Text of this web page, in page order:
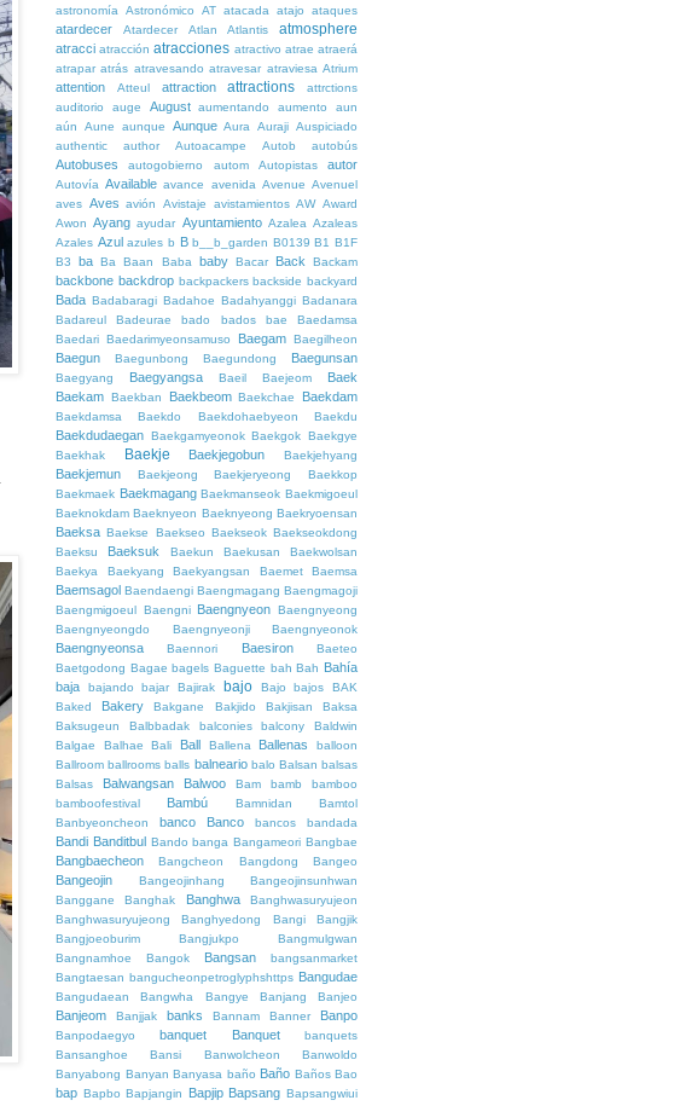
astronomía
Astronómico AT atacada atajo ataques
atardecer Atardecer Atlan Atlantis atmosphere
atracci atracción atracciones atractivo atrae atraerá
atrapar atrás atravesando atravesar atraviesa Atrium
attention Atteul attraction attractions
attrctions
auditorio
auge August aumentando aumento
aun
aún
Aune aunque Aunque Aura Auraji Auspiciado
authentic
author Autoacampe Autob autobús
Autobuses autogobierno autom Autopistas autor
Autovía Available avance avenida Avenue Avenuel
aves Aves avión Avistaje avistamientos AW Award
Awon Ayang ayudar Ayuntamiento Azalea Azaleas
Azales Azul azules b B b__b_garden B0139 B1 B1F
B3
ba Ba Baan Baba baby Bacar Back Backam
backbone backdrop backpackers backside backyard
Bada Badabaragi Badahoe Badahyanggi Badanara
Badareul
Badeurae bado bados bae
Baedamsa
Baedari Baedarimyeonsamuso Baegam Baegilheon
Baegun Baegunbong Baegundong Baegunsan
Baegyang Baegyangsa Baeil Baejeom
Baek
Baekam Baekban Baekbeom Baekchae Baekdam
Baekdamsa Baekdo Baekdohaebyeon Baekdu
Baekdudaegan Baekgamyeonok Baekgok Baekgye
Baekhak
Baekje Baekjegobun Baekjehyang
Baekjemun Baekjeong Baekjeryeong
Baekkop
Baekmaek Baekmagang Baekmanseok Baekmigoeul
Baeknokdam Baeknyeon Baeknyeong Baekryoensan
Baeksa Baekse Baekseo Baekseok Baekseokdong
Baeksu
Baeksuk Baekun Baekusan
Baekwolsan
Baekya
Baekyang Baekyangsan Baemet Baemsa
Baemsagol Baendaengi Baengmagang Baengmagoji
Baengmigoeul Baengni Baengnyeon Baengnyeong
Baengnyeongdo
Baengnyeonji Baengnyeonok
Baengnyeonsa Baennori Baesiron
Baeteo
Baetgodong Bagae bagels Baguette bah Bah Bahía
baja
bajando bajar Bajirak bajo Bajo bajos
BAK
Baked
Bakery Bakgane Bakjido Bakjisan
Baksa
Baksugeun
Balbbadak balconies balcony
Baldwin
Balgae
Balhae Bali Ball Ballena Ballenas
balloon
Ballroom ballrooms balls balneario balo Balsan balsas
Balsas
Balwangsan Balwoo Bam bamb
bamboo
bamboofestival
Bambú Bamnidan
Bamtol
Banbyeoncheon
banco Banco bancos bandada
Bandi Banditbul Bando banga Bangameori Bangbae
Bangbaecheon Bangcheon Bangdong Bangeo
Bangeojin Bangeojinhang
Bangeojinsunhwan
Banggane
Banghak Banghwa
Banghwasuryujeon
Banghwasuryujeong
Banghyedong Bangi
Bangjik
Bangjoeoburim
Bangjukpo
Bangmulgwan
Bangnamhoe
Bangok Bangsan
bangsanmarket
Bangtaesan bangucheonpetroglyphshttps Bangudae
Bangudaean Bangwha Bangye Banjang Banjeo
Banjeom Banjjak banks Bannam Banner Banpo
Banpodaegyo banquet Banquet
banquets
Bansanghoe
Bansi Banwolcheon
Banwoldo
Banyabong Banyan Banyasa baño Baño Baños Bao
bap Bapbo Bapjangin Bapjip Bapsang Bapsangwiui